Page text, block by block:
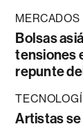
MERCADOS
Bolsas
tensiones
repunte
Artistas se